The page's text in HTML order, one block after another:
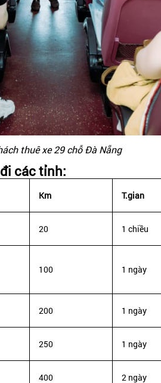
thuê xe 29 chỗ Đà Nẵng
các tỉnh:
Km T.gian
20 1 chiều
100 1 ngày
200 1 ngày
250 1 ngày
400 2 ngày